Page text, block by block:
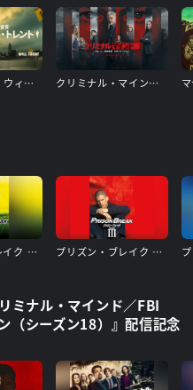
GBI特別捜査官 ウィル・トレント シーズン1 クリミナル・マインド／FBI vs. 異常犯罪 エボリューション（シーズン17）
プリズン・ブレイク シーズン2 プリズン・ブレイク シーズン3
ミナル・マインド／FBI
シーズン18）』配信記念